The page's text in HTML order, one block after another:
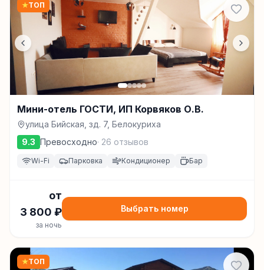
★ТОП
Мини-отель ГОСТИ, ИП Корвяков О.В.
улица Бийская, зд. 7, Белокуриха
9.3 Превосходно· 26 отзывов
Wi-Fi Парковка Кондиционер Бар
от
3 800 ₽
за ночь
Выбрать номер
★ТОП